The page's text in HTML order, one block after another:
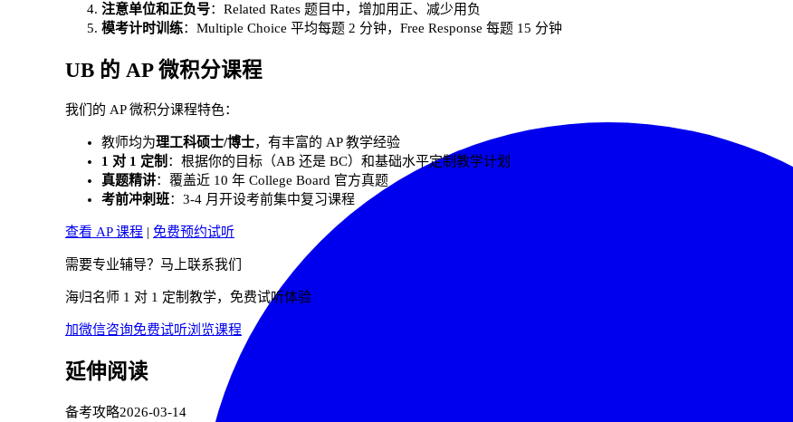
注意单位和正负号：Related Rates 题目中，增加用正、减少用负
模考计时训练：Multiple Choice 平均每题 2 分钟，Free Response 每题 15 分钟
UB 的 AP 微积分课程
我们的 AP 微积分课程特色：
教师均为理工科硕士/博士，有丰富的 AP 教学经验
1 对 1 定制 ：根据你的目标（AB 还是 BC）和基础水平定制教学计划
真题精讲：覆盖近 10 年 College Board 官方真题
考前冲刺班：3-4 月开设考前集中复习课程
查看 AP 课程 | 免费预约试听
需要专业辅导？马上联系我们
海归名师 1 对 1 定制教学，免费试听体验
加微信咨询免费试听浏览课程
延伸阅读
备考攻略2026-03-14